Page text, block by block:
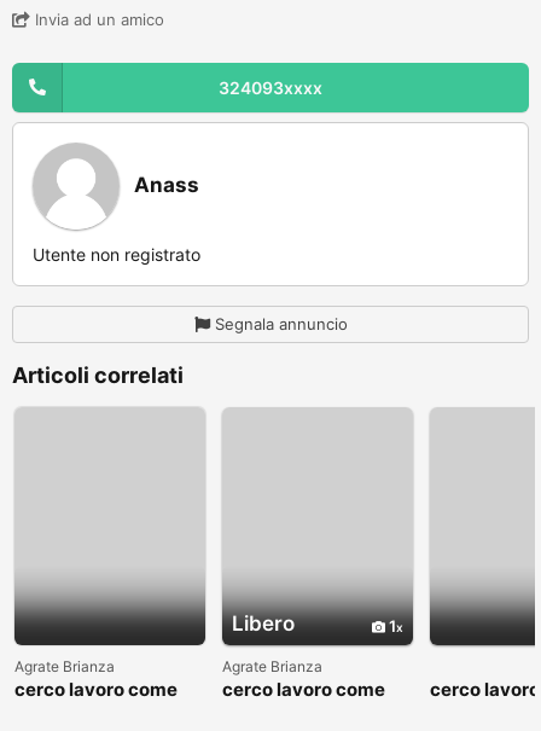
Invia ad un amico
324093xxxx
Anass
Utente non registrato
Segnala annuncio
Articoli correlati
Agrate Brianza
cerco lavoro come
Libero 1
Agrate Brianza
cerco lavoro come
cerco